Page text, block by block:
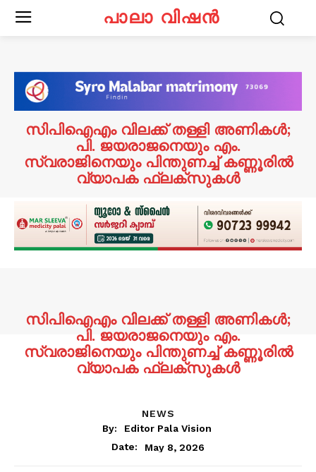
പാലാ വിഷൻ
സിപിഐഎം വിലക്ക് തള്ളി അണികൾ;
പി. ജയരാജനെയും എം.
സ്വരാജിനെയും പിന്തുണച്ച് കണ്ണൂരിൽ
വ്യാപക ഫ്ലക്സുകൾ
സിപിഐഎം വിലക്ക് തള്ളി അണികൾ;
പി. ജയരാജനെയും എം.
സ്വരാജിനെയും പിന്തുണച്ച് കണ്ണൂരിൽ
വ്യാപക ഫ്ലക്സുകൾ
NEWS
By:
Editor Pala Vision
Date:
May 8, 2026